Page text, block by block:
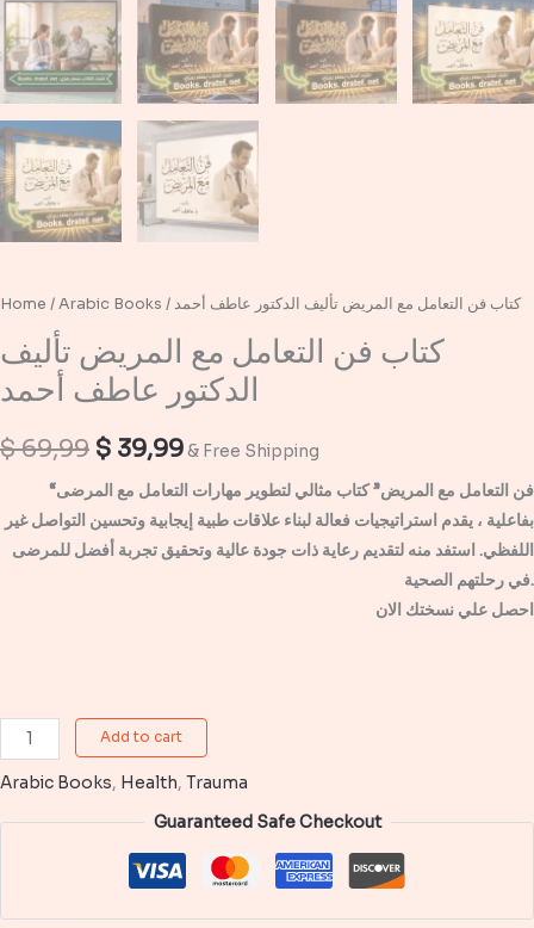
Home /Arabic Books / كتاب فن التعامل مع المريض تأليف الدكتور عاطف أحمد
كتاب فن التعامل مع المريض تأليف
الدكتور عاطف أحمد
$69,99 Original
price
was:
$ 39,99Current
price
is:
& Free Shipping
“فن التعامل مع المريض” كتاب مثالي لتطوير مهارات التعامل مع المرضى
بفاعلية ، يقدم استراتيجيات فعالة لبناء علاقات طبية إيجابية وتحسين التواصل غير
اللفظي. استفد منه لتقديم رعاية ذات جودة عالية وتحقيق تجربة أفضل للمرضى
في رحلتهم الصحية.
احصل علي نسختك الان
كتاب
فن
التعامل
مع
Add to cart
Arabic Books, Health, Trauma
Guaranteed Safe Checkout